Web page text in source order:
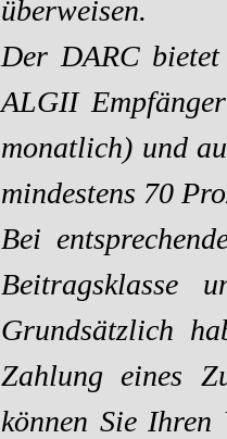
überweisen.
Der DARC
ALGII
monatlich) und
mindestens 70
Bei
Beitragsklasse
Grundsätzlich
Zahlung eines
können Sie